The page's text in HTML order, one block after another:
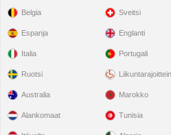
Belgia
Espanja
Italia
Ruotsi
Sveitsi
Englanti
Portugali
Australia
Alankomaat
Marokko
Tunisia